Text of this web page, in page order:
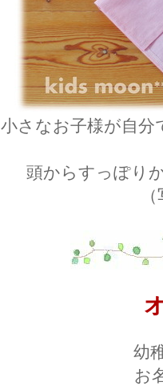
小さなお子様が自
頭からすっぽり
幼
お